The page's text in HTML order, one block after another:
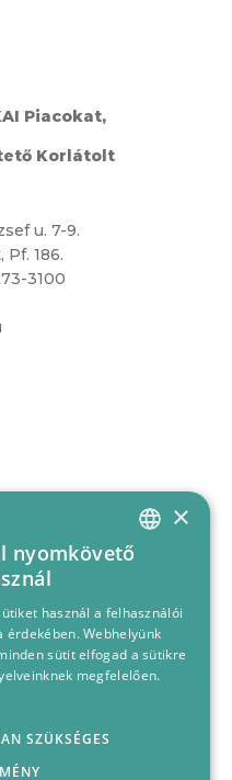
Piacokat,
Korlátolt
u. 7-9.
Pf. 186.
3100
–
HUNGARIAN
×
nyomkövető
használ a felhasználói
érdekében. Webhelyünk
sütit elfogad a sütikre
megfelelően.
SZÜKSÉGES